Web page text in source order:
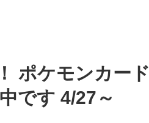
ポケモンカード
です 4/27～